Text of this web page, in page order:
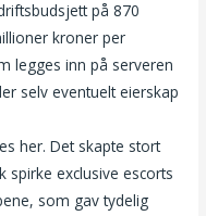
på 870
kroner per
legges inn på serveren
selv eventuelt eierskap
her. Det skapte stort
exclusive escorts
som gav tydelig